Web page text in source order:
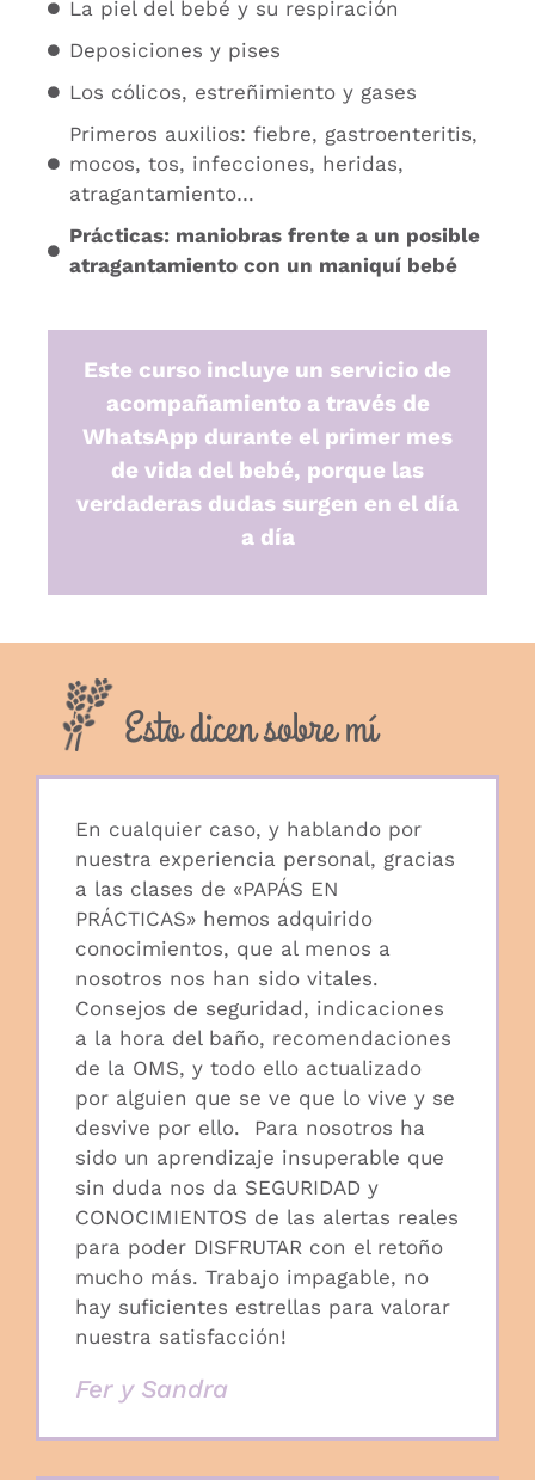
La piel del bebé y su respiración
Deposiciones y pises
Los cólicos, estreñimiento y gases
Primeros auxilios: fiebre, gastroenteritis,
mocos, tos, infecciones, heridas,
atragantamiento…
Prácticas: maniobras frente a un posible
atragantamiento con un maniquí bebé
Este curso incluye un servicio de
acompañamientoa través de
WhatsApp durante el primer mes
de vida del bebé, porque las
verdaderas dudas surgen en el día
a día
Esto dicen sobre mí
En cualquier caso, y hablando por
nuestra experiencia personal, gracias
a las clases de «PAPÁS EN
PRÁCTICAS» hemos adquirido
conocimientos, que al menos a
nosotros nos han sido vitales.
Consejos de seguridad, indicaciones
a la hora del baño, recomendaciones
de la OMS, y todo ello actualizado
por alguien que se ve que lo vive y se
desvive por ello.⠀Para nosotros ha
sido un aprendizaje insuperable que
sin duda nos da SEGURIDAD y
CONOCIMIENTOS de las alertas reales
para poder DISFRUTAR con el retoño
mucho más. Trabajo impagable, no
hay suficientes estrellas para valorar
nuestra satisfacción!
Fer y Sandra